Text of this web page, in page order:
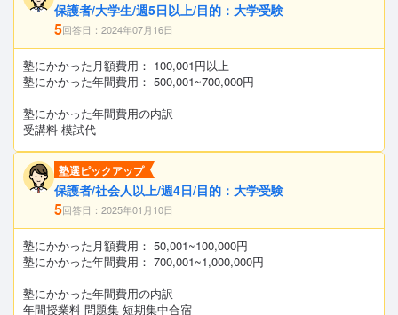
保護者/大学生/週5日以上/目的：大学受験
5回答日：2024年07月16日
塾にかかった月額費用： 100,001円以上
塾にかかった年間費用： 500,001~700,000円
塾にかかった年間費用の内訳
受講料 模試代
塾選ピックアップ
保護者/社会人以上/週4日/目的：大学受験
5回答日：2025年01月10日
塾にかかった月額費用： 50,001~100,000円
塾にかかった年間費用： 700,001~1,000,000円
塾にかかった年間費用の内訳
年間授業料 問題集 短期集中合宿